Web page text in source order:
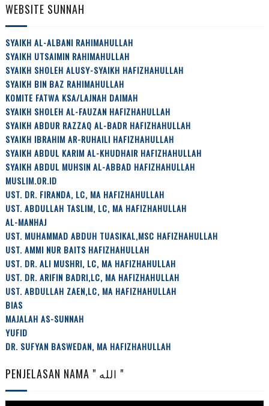
WEBSITE SUNNAH
SYAIKH AL-ALBANI RAHIMAHULLAH
SYAIKH UTSAIMIN RAHIMAHULLAH
SYAIKH SHOLEH ALUSY-SYAIKH HAFIZHAHULLAH
SYAIKH BIN BAZ RAHIMAHULLAH
KOMITE FATWA KSA/LAJNAH DAIMAH
SYAIKH SHOLEH AL-FAUZAN HAFIZHAHULLAH
SYAIKH ABDUR RAZZAQ AL-BADR HAFIZHAHULLAH
SYAIKH IBRAHIM AR-RUHAILI HAFIZHAHULLAH
SYAIKH ABDUL KARIM AL-KHUDHAIR HAFIZHAHULLAH
SYAIKH ABDUL MUHSIN AL-ABBAD HAFIZHAHULLAH
MUSLIM.OR.ID
UST. DR. FIRANDA, LC, MA HAFIZHAHULLAH
UST. ABDULLAH TASLIM, LC, MA HAFIZHAHULLAH
AL-MANHAJ
UST. MUHAMMAD ABDUH TUASIKAL,MSC HAFIZHAHULLAH
UST. AMMI NUR BAITS HAFIZHAHULLAH
UST. DR. ALI MUSHRI, LC, MA HAFIZHAHULLAH
UST. DR. ARIFIN BADRI,LC, MA HAFIZHAHULLAH
UST. ABDULLAH ZAEN,LC, MA HAFIZHAHULLAH
BIAS
MAJALAH AS-SUNNAH
YUFID
DR. SUFYAN BASWEDAN, MA HAFIZHAHULLAH
PENJELASAN NAMA " الله "